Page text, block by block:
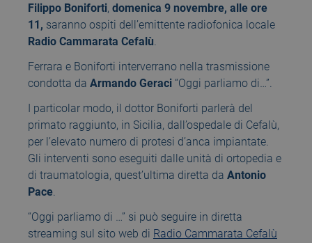
Filippo Boniforti, domenica 9 novembre, alle ore
11, saranno ospiti dell’emittente radiofonica locale
Radio Cammarata Cefalù.
Ferrara e Boniforti interverrano nella trasmissione
condotta da Armando Geraci “Oggi parliamo di…”.
I particolar modo, il dottor Boniforti parlerà del
primato raggiunto, in Sicilia, dall’ospedale di Cefalù,
per l’elevato numero di protesi d’anca impiantate.
Gli interventi sono eseguiti dalle unità di ortopedia e
di traumatologia, quest’ultima diretta da Antonio
Pace.
“Oggi parliamo di …” si può seguire in diretta
streaming sul sito web di Radio Cammarata Cefalù